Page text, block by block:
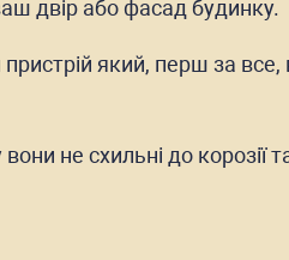
двір або фасад будинку.
який, перш за
не схильні до корозії